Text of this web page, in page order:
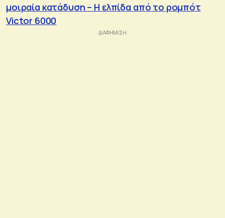
μοιραία κατάδυση – Η ελπίδα από το ρομπότ
Victor 6000